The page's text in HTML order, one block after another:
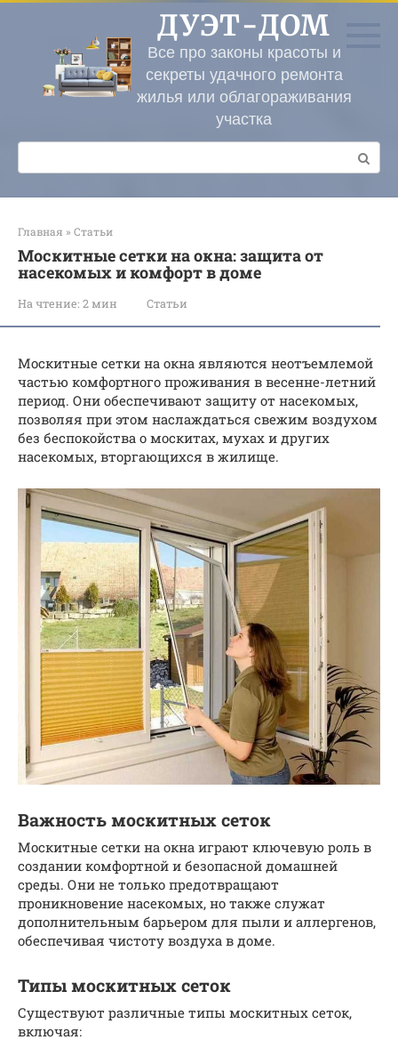
Перейти
контенту
ДУЭТ-ДОМ
Все про законы красоты и
секреты удачного ремонта
жилья или облагораживания
участка
Поиск:
Главная » Статьи
Москитные сетки на окна: защита от
насекомых и комфорт в доме
На чтение: 2 мин Статьи
Москитные сетки на окна являются неотъемлемой
частью комфортного проживания в весенне-летний
период. Они обеспечивают защиту от насекомых,
позволяя при этом наслаждаться свежим воздухом
без беспокойства о москитах, мухах и других
насекомых, вторгающихся в жилище.
Важность москитных сеток
Москитные сетки на окна играют ключевую роль в
создании комфортной и безопасной домашней
среды. Они не только предотвращают
проникновение насекомых, но также служат
дополнительным барьером для пыли и аллергенов,
обеспечивая чистоту воздуха в доме.
Типы москитных сеток
Существуют различные типы москитных сеток,
включая: